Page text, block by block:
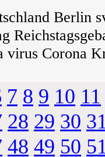
Berlin
virus Corona
7 8 9 10 11
28 29 30
48 49 50